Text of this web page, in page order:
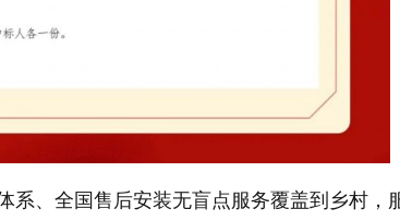
系、全国售后安装无盲点服务覆盖到乡村，